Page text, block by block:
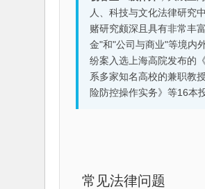
人、科技与文化法律研究
赌研究颇深且具有非常丰
金"和"公司与商业"等境内
纷案入选上海高院发布的
系多家知名高校的兼职教
险防控操作实务》等16本
常见法律问题